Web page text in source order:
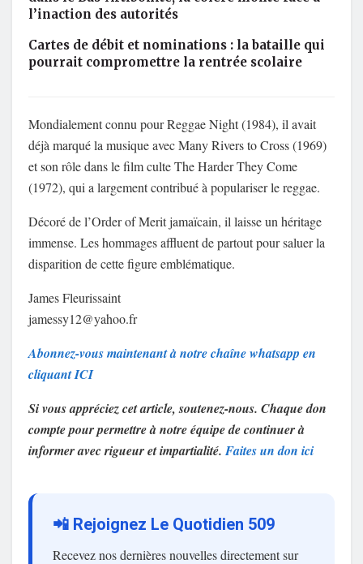
l’inaction des autorités
Cartes de débit et nominations : la bataille qui
pourrait compromettre la rentrée scolaire
Mondialement connu pour Reggae Night (1984), il avait
déjà marqué la musique avec Many Rivers to Cross (1969)
et son rôle dans le film culte The Harder They Come
(1972), qui a largement contribué à populariser le reggae.
Décoré de l’Order of Merit jamaïcain, il laisse un héritage
immense. Les hommages affluent de partout pour saluer la
disparition de cette figure emblématique.
James Fleurissaint
jamessy12@yahoo.fr
Abonnez-vous maintenant à notre chaîne whatsapp en
cliquant ICI
Si vous appréciez cet article, soutenez-nous. Chaque don
compte pour permettre à notre équipe de continuer à
informer avec rigueur et impartialité. Faites un don ici
📲 Rejoignez Le Quotidien 509
Recevez nos dernières nouvelles directement sur